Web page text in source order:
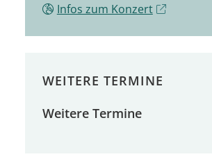
Infos zum Konzert
WEITERE TERMINE
Weitere Termine